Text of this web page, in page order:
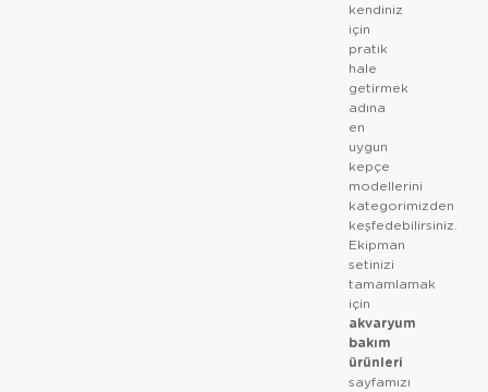
kendiniz
için
pratik
hale
getirmek
adına
en
uygun
kepçe
modellerini
kategorimizden
keşfedebilirsiniz.
Ekipman
setinizi
tamamlamak
için
akvaryum
bakım
ürünleri
sayfamızı